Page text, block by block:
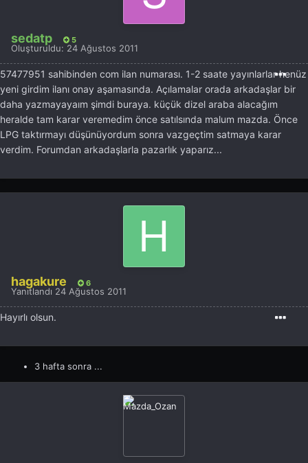
sedatp 5
Oluşturuldu: 24 Ağustos 2011
57477951 sahibinden com ilan numarası. 1-2 saate yayınlarlar henüz
yeni girdim ilanı onay aşamasında. Açılamalar orada arkadaşlar bir
daha yazmayayaım şimdi buraya. küçük dizel araba alacağım
heralde tam karar veremedim önce satılsında malum mazda. Önce
LPG taktırmayı düşünüyordum sonra vazgeçtim satmaya karar
verdim. Forumdan arkadaşlarla pazarlık yaparız...
hagakure 6
Yanıtlandı 24 Ağustos 2011
Hayırlı olsun.
3 hafta sonra ...